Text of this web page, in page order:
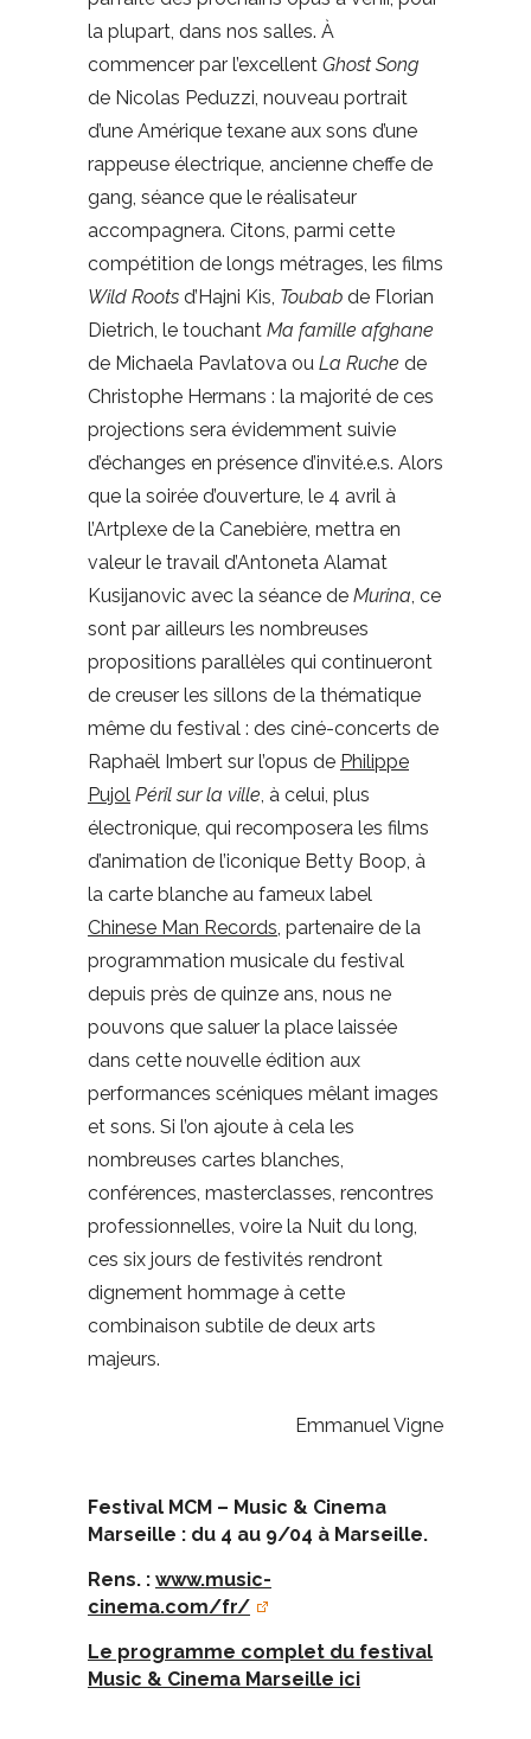
la plupart, dans nos salles. À
commencer par l’excellent Ghost Song
de Nicolas Peduzzi, nouveau portrait
d’une Amérique texane aux sons d’une
rappeuse électrique, ancienne cheffe de
gang, séance que le réalisateur
accompagnera. Citons, parmi cette
compétition de longs métrages, les films
Wild Roots d’Hajni Kis, Toubab de Florian
Dietrich, le touchant Ma famille afghane
de Michaela Pavlatova ou La Ruche de
Christophe Hermans : la majorité de ces
projections sera évidemment suivie
d’échanges en présence d’invité.e.s. Alors
que la soirée d’ouverture, le 4 avril à
l’Artplexe de la Canebière, mettra en
valeur le travail d’Antoneta Alamat
Kusijanovic avec la séance de Murina, ce
sont par ailleurs les nombreuses
propositions parallèles qui continueront
de creuser les sillons de la thématique
même du festival : des ciné-concerts de
Raphaël Imbert sur l’opus de Philippe
Pujol Péril sur la ville, à celui, plus
électronique, qui recomposera les films
d’animation de l’iconique Betty Boop, à
la carte blanche au fameux label
Chinese Man Records, partenaire de la
programmation musicale du festival
depuis près de quinze ans, nous ne
pouvons que saluer la place laissée
dans cette nouvelle édition aux
performances scéniques mêlant images
et sons. Si l’on ajoute à cela les
nombreuses cartes blanches,
conférences, masterclasses, rencontres
professionnelles, voire la Nuit du long,
ces six jours de festivités rendront
dignement hommage à cette
combinaison subtile de deux arts
majeurs.
Emmanuel Vigne
Festival MCM – Music & Cinema
Marseille : du 4 au 9/04 à Marseille.
Rens. : www.music-
cinema.com/fr/
Le programme complet du festival
Music & Cinema Marseille ici